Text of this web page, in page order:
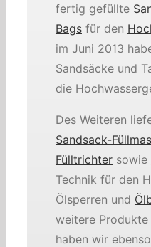
fertig gefüllte
Bagsfür den
im Juni 2013
Sandsäcke und
die
Des Weiteren
Sandsack-
Fülltrichtersowie
Technik für den
Ölsperren und
weitere Produkte
haben wir